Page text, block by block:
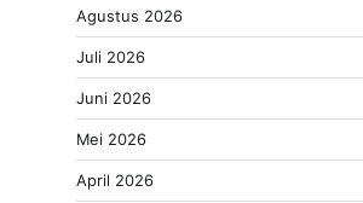
Agustus 2026
Juli 2026
Juni 2026
Mei 2026
April 2026